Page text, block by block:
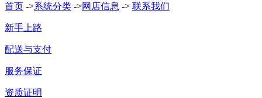
首页 ->系统分类 ->网店信息 -> 联系我们
新手上路
配送与支付
服务保证
资质证明